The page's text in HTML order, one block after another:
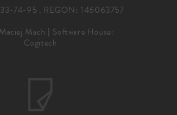
74-95 , REGON: 146063757
Maciej Mach | Software House:
Cogitech